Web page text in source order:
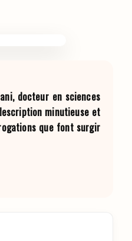
docteur en sciences
minutieuse et
que font surgir